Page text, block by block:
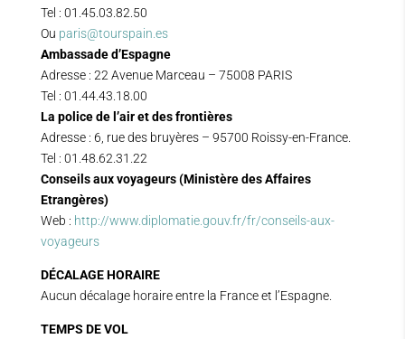
Tel : 01.45.03.82.50
Ou paris@tourspain.es
Ambassade d’Espagne
Adresse : 22 Avenue Marceau – 75008 PARIS
Tel : 01.44.43.18.00
La police de l’air et des frontières
Adresse : 6, rue des bruyères – 95700 Roissy-en-France.
Tel : 01.48.62.31.22
Conseils aux voyageurs (Ministère des Affaires
Etrangères)
Web : http://www.diplomatie.gouv.fr/fr/conseils-aux-
voyageurs
DÉCALAGE HORAIRE
Aucun décalage horaire entre la France et l’Espagne.
TEMPS DE VOL